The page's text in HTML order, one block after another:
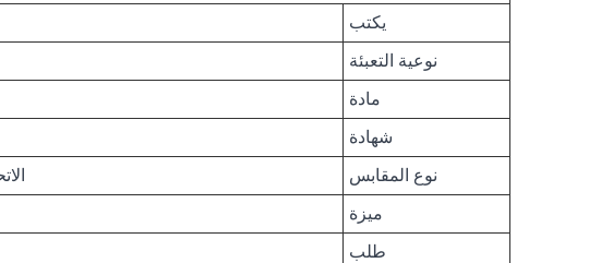
يكتب
نوعية التعبئة
مادة
شهادة
نوع المقابس
ميزة
طلب